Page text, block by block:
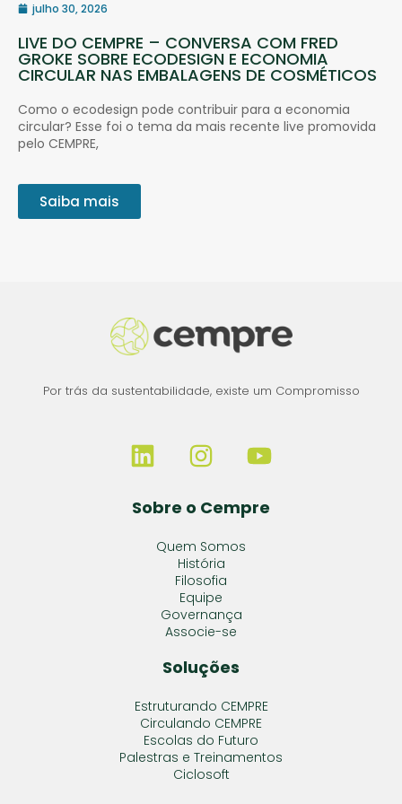
julho 30, 2026
LIVE DO CEMPRE – CONVERSA COM FRED
GROKE SOBRE ECODESIGN E ECONOMIA
CIRCULAR NAS EMBALAGENS DE COSMÉTICOS
Como o ecodesign pode contribuir para a economia
circular? Esse foi o tema da mais recente live promovida
pelo CEMPRE,
Saiba mais
Por trás da sustentabilidade, existe um Compromisso
Sobre o Cempre
Quem Somos
História
Filosofia
Equipe
Governança
Associe-se
Soluções
Estruturando CEMPRE
Circulando CEMPRE
Escolas do Futuro
Palestras e Treinamentos
Ciclosoft